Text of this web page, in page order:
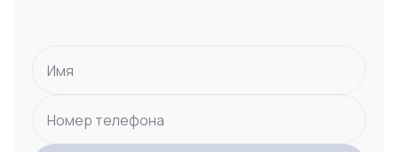
Имя
Номер телефона